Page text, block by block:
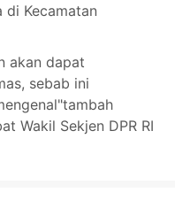
Kecamatan
akan dapat
sebab ini
Wakil Sekjen DPR RI